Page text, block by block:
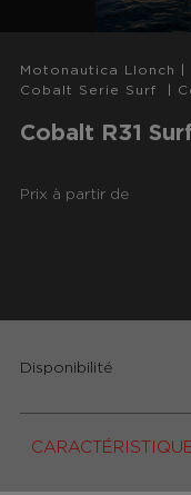
Motonautica Llonch
Cobalt Serie Surf
Cobalt R31
Prix ​​à partir de
Disponibilité